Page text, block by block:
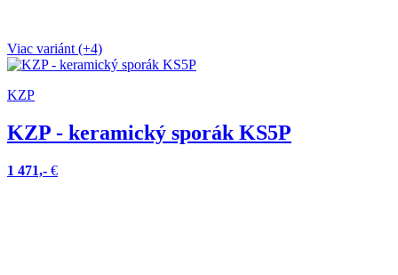
Viac variánt (+4)
KZP
KZP - keramický sporák KS5P
1 471,- €